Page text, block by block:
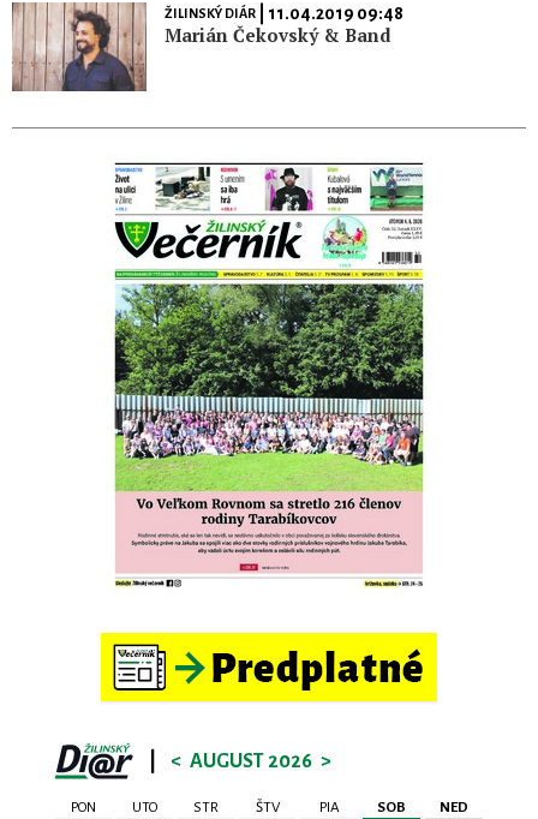
ŽILINSKÝ DIÁR| 11.04.2019 09:48
Marián Čekovský & Band
< AUGUST 2026 >
PON UTO STR ŠTV PIA SOB NED